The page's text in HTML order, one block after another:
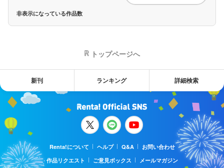
非表示になっている作品数
トップページへ
新刊 ランキング 詳細検索
Renta!について ヘルプ Q&A
お問い合わせ
作品リクエスト
ご意見ボックス メールマガジン